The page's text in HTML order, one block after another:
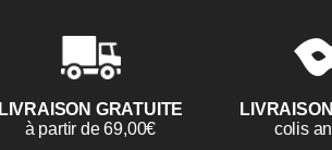
LIVRAISON GRATUITE
à partir de 69,00€
colis